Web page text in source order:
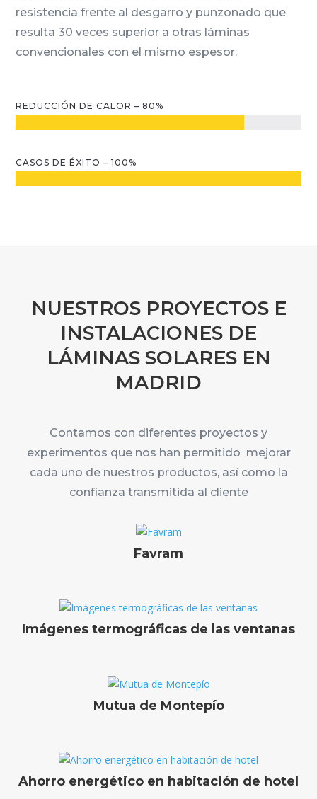
resistencia frente al desgarro y punzonado que
resulta 30 veces superior a otras láminas
convencionales con el mismo espesor.
REDUCCIÓN DE CALOR – 80%
CASOS DE ÉXITO – 100%
NUESTROS PROYECTOS E
INSTALACIONES DE
LÁMINAS SOLARES EN
MADRID
Contamos con diferentes proyectos y
experimentos que nos han permitido mejorar
cada uno de nuestros productos, así como la
confianza transmitida al cliente
Favram
Imágenes termográficas de las ventanas
Mutua de Montepío
Ahorro energético en habitación de hotel